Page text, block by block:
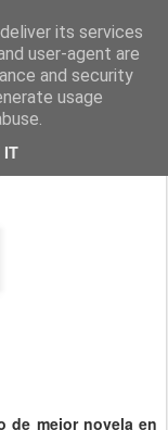
its services
user-agent are
and security
usage
IT
negra
una novela
de mejor novela en